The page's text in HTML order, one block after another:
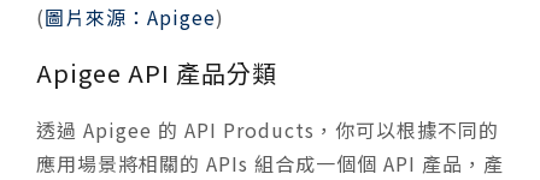
(圖片來源：Apigee)
Apigee API 產品分類
透過 Apigee 的 API Products，你可以根據不同的
應用場景將相關的 APIs 組合成一個個 API 產品，產